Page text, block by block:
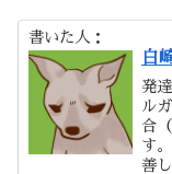
書いた人：
白
発
ル
合
す
善